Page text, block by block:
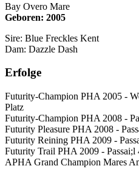
Bay Overo Mare
Geboren: 2005
Sire: Blue Freckles Kent
Dam: Dazzle Dash
Erfolge
Futurity-Champion PHA 2005 -
Platz
Futurity-Champion PHA 2008 -
Futurity Pleasure PHA 2008 -
Futurity Reining PHA 2009 -
Futurity Trail PHA 2009 - Passai;l
APHA Grand Champion Mares